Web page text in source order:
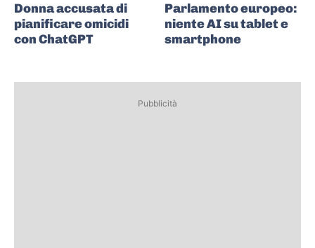
Donna accusata di
pianificare omicidi
con ChatGPT
Parlamento europeo:
niente AI su tablet e
smartphone
Pubblicità